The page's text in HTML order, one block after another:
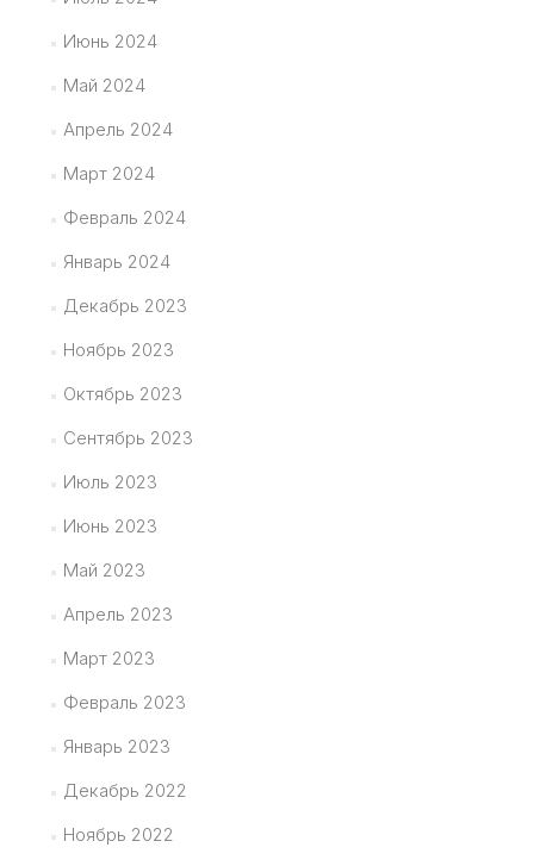
Июнь 2024
Май 2024
Апрель 2024
Март 2024
Февраль 2024
Январь 2024
Декабрь 2023
Ноябрь 2023
Октябрь 2023
Сентябрь 2023
Июль 2023
Июнь 2023
Май 2023
Апрель 2023
Март 2023
Февраль 2023
Январь 2023
Декабрь 2022
Ноябрь 2022